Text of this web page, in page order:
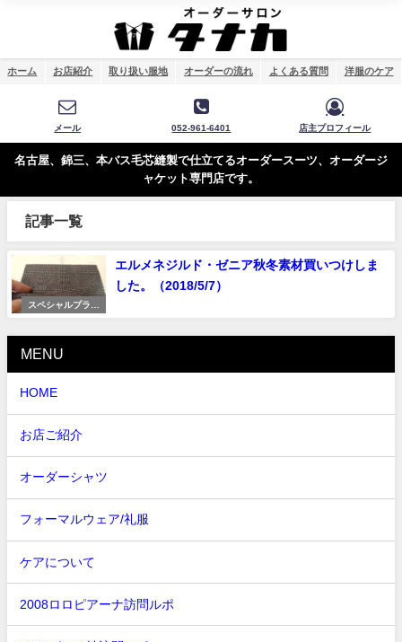
ホーム お店紹介 取り扱い服地 オーダーの流れ よくある質問 洋服のケア
メール 052-961-6401 店主プロフィール
名古屋、錦三、本バス毛芯縫製で仕立てるオーダースーツ、オーダージ
ャケット専門店です。
記事一覧
スペシャルプライ
ス
エルメネジルド・ゼニア秋冬素材買いつけしま
した。（2018/5/7）
MENU
HOME
お店ご紹介
オーダーシャツ
フォーマルウェア/礼服
ケアについて
2008ロロピアーナ訪問ルポ